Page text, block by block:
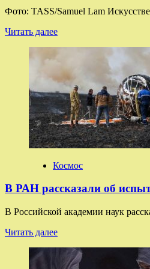
Фото: TASS/Samuel Lam
Читать далееПрочитать
рассказали
о
расшифровке
речи
животных
с
помощью
ИИ
Космос
В РАН рассказали об
В Российской академии наук
Читать далееПрочитать